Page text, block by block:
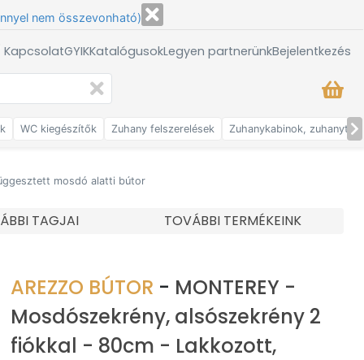
nem összevonható)
GYIKKatalógusokLegyen partnerünkBejelentkezés
WC kiegészítők Zuhany felszerelések Zuhanykabinok,
mosdó alatti bútor
TAGJAI TOVÁBBI TERMÉKEINK
AREZZO BÚTOR - MONTEREY -
Mosdószekrény, alsószekrény 2
fiókkal - 80cm - Lakkozott,